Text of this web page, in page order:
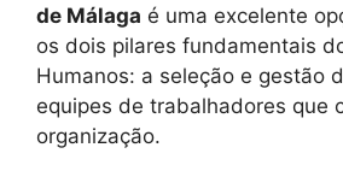
de Málaga é uma excelente
os dois pilares fundamentais
Humanos: a seleção e gestão
equipes de trabalhadores que
organização.